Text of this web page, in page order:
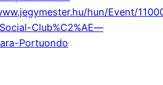
hun/Event/
Club%C2%AE—
Portuondo